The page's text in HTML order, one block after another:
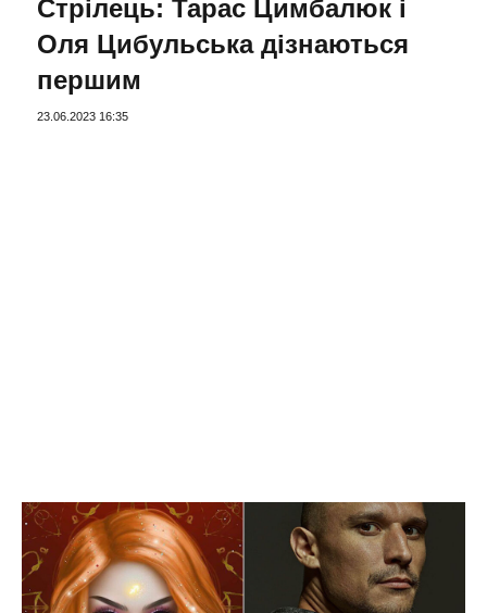
Стрілець: Тарас Цимбалюк і
Оля Цибульська дізнаються
першим
23.06.2023 16:35